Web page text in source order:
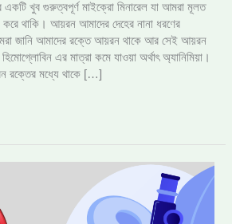
খুব গুরুত্বপূর্ণ মাইক্রো মিনারেল যা আমরা মূলত
করে থাকি। আয়রন আমাদের দেহের নানা ধরণের
জানি আমাদের রক্তে আয়রন থাকে আর সেই আয়রন
এর মাত্রা কমে যাওয়া অর্থাৎ অ্যানিমিয়া।
রক্তের মধ্যে থাকে […]